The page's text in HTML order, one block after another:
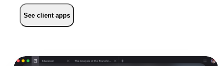
See client apps